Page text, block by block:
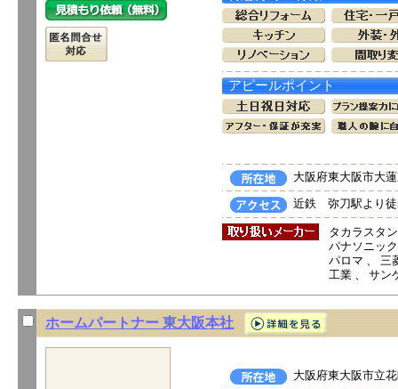
アピールポイント
大阪府東大阪市大
近鉄 弥刀駅より徒
タカラスタ
パナソニッ
パロマ 、 三
工業 、 サン
ホームパートナー 東大阪本社
大阪府東大阪市立